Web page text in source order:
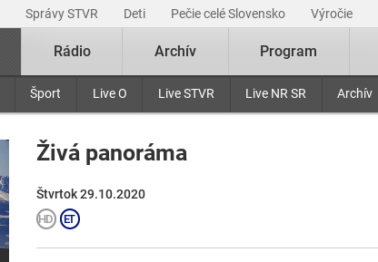
Správy STVR Deti Pečie celé Slovensko Výročie
Šport Live O Live STVR Live NR SR Archív
Rádio Archív Program
Živá panoráma
Štvrtok 29.10.2020